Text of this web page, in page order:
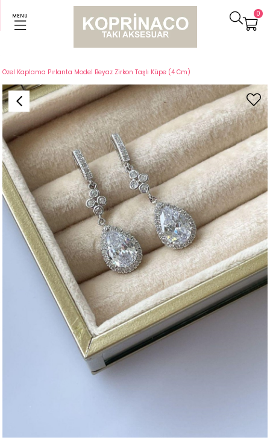
MENU 0
Küpeler
Özel Kaplama Pırlanta Model Beyaz Zirkon Taşlı Küpe (4 Cm)